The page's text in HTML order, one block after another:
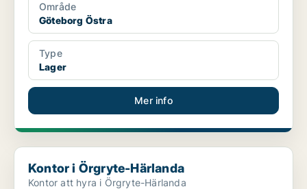
Område
Göteborg Östra
Type
Lager
Mer info
Kontor i Örgryte-Härlanda
Kontor i Örgryte-Härlanda
Kontor att hyra i Örgryte-Härlanda